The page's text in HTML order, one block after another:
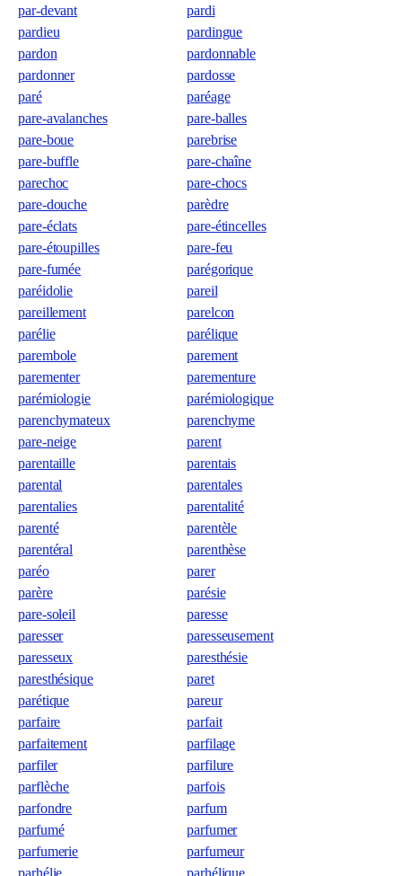
par-devant
pardi
pardieu
pardingue
pardon
pardonnable
pardonner
pardosse
paré
paréage
pare-avalanches
pare-balles
pare-boue
parebrise
pare-buffle
pare-chaîne
parechoc
pare-chocs
pare-douche
parèdre
pare-éclats
pare-étincelles
pare-étoupilles
pare-feu
pare-fumée
parégorique
paréidolie
pareil
pareillement
parelcon
parélie
parélique
parembole
parement
parementer
parementure
parémiologie
parémiologique
parenchymateux
parenchyme
pare-neige
parent
parentaille
parentais
parental
parentales
parentalies
parentalité
parenté
parentèle
parentéral
parenthèse
paréo
parer
parère
parésie
pare-soleil
paresse
paresser
paresseusement
paresseux
paresthésie
paresthésique
paret
parétique
pareur
parfaire
parfait
parfaitement
parfilage
parfiler
parfilure
parflèche
parfois
parfondre
parfum
parfumé
parfumer
parfumerie
parfumeur
parhélie
parhélique